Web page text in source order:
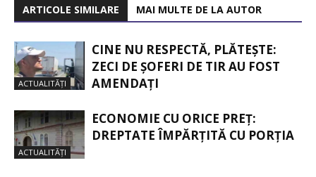
ARTICOLE SIMILARE MAI MULTE DE LA AUTOR
ACTUALITĂȚI
CINE NU RESPECTĂ, PLĂTEȘTE:
ZECI DE ȘOFERI DE TIR AU FOST
AMENDAȚI
ACTUALITĂȚI
ECONOMIE CU ORICE PREȚ:
DREPTATE ÎMPĂRȚITĂ CU PORȚIA